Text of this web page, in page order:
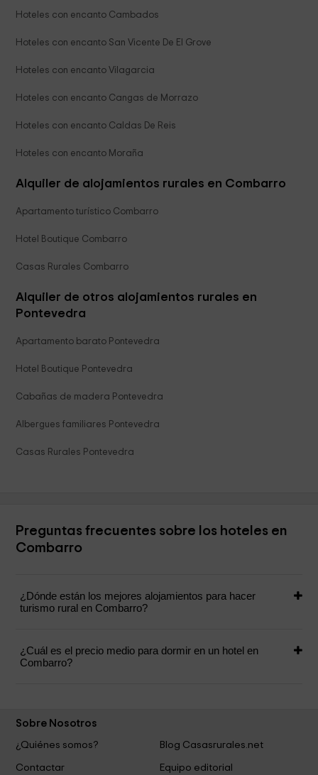
Hoteles con encanto Cambados
Hoteles con encanto San Vicente De El Grove
Hoteles con encanto Vilagarcia
Hoteles con encanto Cangas de Morrazo
Hoteles con encanto Caldas De Reis
Hoteles con encanto Moraña
Alquiler de alojamientos rurales en Combarro
Apartamento turístico Combarro
Hotel Boutique Combarro
Casas Rurales Combarro
Alquiler de otros alojamientos rurales en
Pontevedra
Apartamento barato Pontevedra
Hotel Boutique Pontevedra
Cabañas de madera Pontevedra
Albergues familiares Pontevedra
Casas Rurales Pontevedra
Preguntas frecuentes sobre los hoteles en
Combarro
¿Dónde están los mejores alojamientos para hacer
turismo rural en Combarro?
¿Cuál es el precio medio para dormir en un hotel en
Combarro?
Sobre Nosotros
¿Quiénes somos?
Blog Casasrurales.net
Contactar Equipo editorial